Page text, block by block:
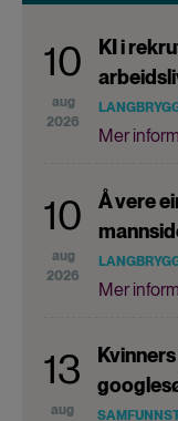
10
aug
2026
KI i
Mer
10
aug
2026
Å vere
Mer
13
aug